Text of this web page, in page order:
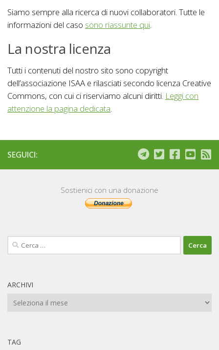
Siamo sempre alla ricerca di nuovi collaboratori. Tutte le
informazioni del caso sono riassunte qui.
La nostra licenza
Tutti i contenuti del nostro sito sono copyright
dell’associazione ISAA e rilasciati secondo licenza Creative
Commons, con cui ci riserviamo alcuni diritti. Leggi con
attenzione la pagina dedicata
SEGUICI:
Sostienici con una donazione
Ricerca
per:
ARCHIVI
Archivi
TAG